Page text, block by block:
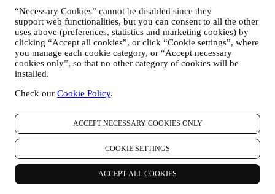
“Necessary Cookies” cannot be disabled since they
support web functionalities, but you can consent to all the other
uses above (preferences, statistics and marketing cookies) by
clicking “Accept all cookies”, or click “Cookie settings”, where
you manage each cookie category, or “Accept necessary
cookies only”, so that no other category of cookies will be
installed.
Check our Cookie Policy.
ACCEPT NECESSARY COOKIES ONLY
COOKIE SETTINGS
ACCEPT ALL COOKIES
que continue a receber anúncios, ofertas ou comunicações.
Assim, continuará a receber anúncios, ofertas ou
comunicações genéricas. Para mais informações sobre como
usamos os cookies e como pode removê-los, visite nossa
Política de Cookiesaqui.
AVALIAÇÃO DOS PRODUTOS. Caso tenha adquirido um
revisão dos seus produtos. Estamos interessados ​​nas análises
informações) para melhorar constantemente os nossos
produtos e serviços. No final do processo de compra, também
podemos convidá-lo para escrever a sua análise do produto. A
revisão não é obrigatória e pode enviá-la ou não.
WHATSAPP BUSINESS. Algumas das nossas lojas físicas
utilizam o WhatsApp Business com clientes que assim o
solicitam, apenas para fornecer suporte e enviar informações